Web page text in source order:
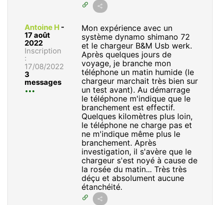
Antoine H -
17 août
2022
Inscription
:
17/08/2022
3
messages
Mon expérience avec un
système dynamo shimano 72
et le chargeur B&M Usb werk.
Après quelques jours de
voyage, je branche mon
téléphone un matin humide (le
chargeur marchait très bien sur
un test avant). Au démarrage
le téléphone m'indique que le
branchement est effectif.
Quelques kilomètres plus loin,
le téléphone ne charge pas et
ne m'indique même plus le
branchement. Après
investigation, il s'avère que le
chargeur s'est noyé à cause de
la rosée du matin... Très très
déçu et absolument aucune
étanchéité.